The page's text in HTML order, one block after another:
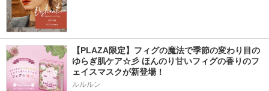
【PLAZA限定】フィグの魔法で季節の変わり目の
ゆらぎ肌ケア☆彡 ほんのり甘いフィグの香りのフ
ェイスマスクが新登場！
ルルルン